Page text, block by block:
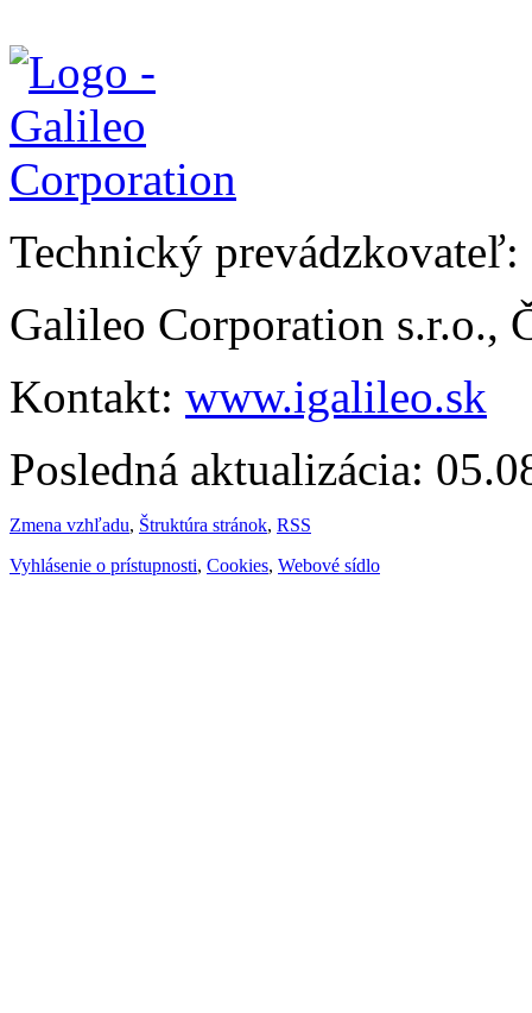
Technický prevádzkovateľ:
Galileo Corporation s.r.o.,
Kontakt: www.igalileo.sk
Posledná aktualizácia:
Zmena vzhľadu, Štruktúra stránok, RSS
Vyhlásenie o prístupnosti, Cookies, Webové sídlo